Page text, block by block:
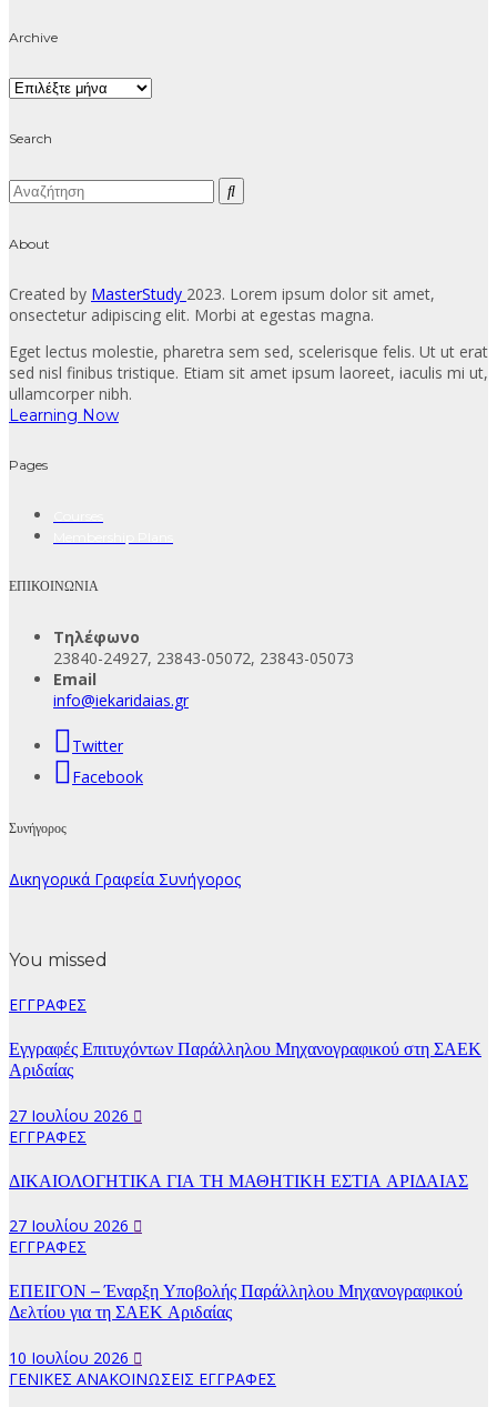
Archive
Archive
Search
About
Created by MasterStudy 2023. Lorem ipsum dolor sit amet,
onsectetur adipiscing elit. Morbi at egestas magna.
Eget lectus molestie, pharetra sem sed, scelerisque felis. Ut ut erat
sed nisl finibus tristique. Etiam sit amet ipsum laoreet, iaculis mi ut,
ullamcorper nibh.
Learning Now
Pages
ΕΠΙΚΟΙΝΩΝΙΑ
Τηλέφωνο
23840-24927, 23843-05072, 23843-05073
Email
info@iekaridaias.gr
Twitter
Facebook
Συνήγορος
Δικηγορικά Γραφεία Συνήγορος
You missed
ΕΓΓΡΑΦΕΣ
Εγγραφές Επιτυχόντων Παράλληλου Μηχανογραφικού στη ΣΑΕΚ
Αριδαίας
27 Ιουλίου 2026
ΕΓΓΡΑΦΕΣ
ΔΙΚΑΙΟΛΟΓΗΤΙΚΑ ΓΙΑ ΤΗ ΜΑΘΗΤΙΚΗ ΕΣΤΙΑ ΑΡΙΔΑΙΑΣ
27 Ιουλίου 2026
ΕΓΓΡΑΦΕΣ
ΕΠΕΙΓΟΝ – Έναρξη Υποβολής Παράλληλου Μηχανογραφικού
Δελτίου για τη ΣΑΕΚ Αριδαίας
10 Ιουλίου 2026
ΓΕΝΙΚΕΣ ΑΝΑΚΟΙΝΩΣΕΙΣ ΕΓΓΡΑΦΕΣ